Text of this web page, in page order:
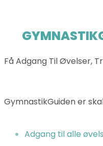
Få Adgang Til Øvelser,
GymnastikGuiden er
Adgang til alle